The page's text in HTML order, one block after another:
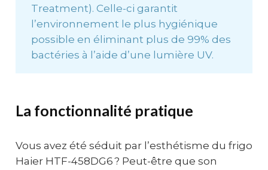
Treatment). Celle-ci garantit
l’environnement le plus hygiénique
possible en éliminant plus de 99% des
bactéries à l’aide d’une lumière UV.
La fonctionnalité pratique
Vous avez été séduit par l’esthétisme du frigo
Haier HTF-458DG6 ? Peut-être que son